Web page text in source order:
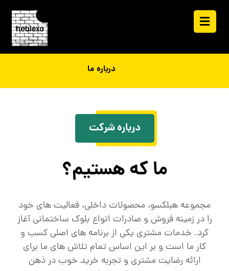
درباره ما
درباره شرکت
ما که هستیم؟
مجموعه هبلکسو، محصولات داخلی، فعالیت های خود
را در زمینه فروش و صادرات انواع بلوک ساختمانی آغاز
کرد. خدمات مشتری یکی از برنامه های اصلی کسب و
کار ما است و بر این اساس تمام تلاش های ما برای
ارائه رضایت مشتری و تجربه خرید خوب در ذهن